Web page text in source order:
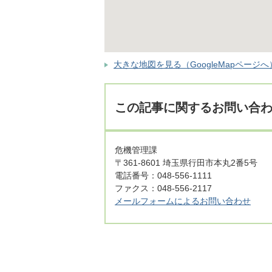
大きな地図を見る（GoogleMapページへ）
この記事に関するお問い合
危機管理課
〒361-8601 埼玉県行田市本丸2番5号
電話番号：048-556-1111
ファクス：048-556-2117
メールフォームによるお問い合わせ